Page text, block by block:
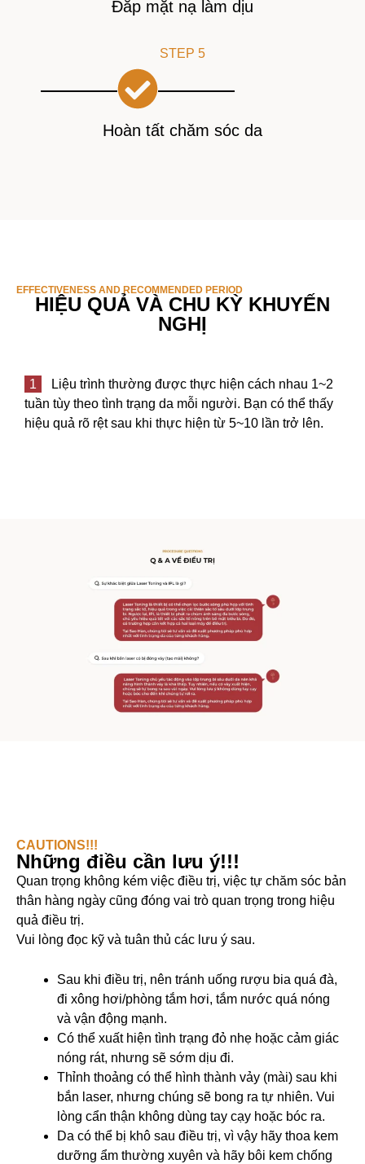
Đắp mặt nạ làm dịu
STEP 5
Hoàn tất chăm sóc da
EFFECTIVENESS AND RECOMMENDED PERIOD
HIỆU QUẢ VÀ CHU KỲ KHUYẾN
NGHỊ
1
Liệu trình thường được thực hiện cách nhau 1~2
tuần tùy theo tình trạng da mỗi người. Bạn có thể thấy
hiệu quả rõ rệt sau khi thực hiện từ 5~10 lần trở lên.
CAUTIONS!!!
Những điều cần lưu ý!!!
Quan trọng không kém việc điều trị, việc tự chăm sóc bản
thân hàng ngày cũng đóng vai trò quan trọng trong hiệu
quả điều trị.
Vui lòng đọc kỹ và tuân thủ các lưu ý sau.
Sau khi điều trị, nên tránh uống rượu bia quá đà,
đi xông hơi/phòng tắm hơi, tắm nước quá nóng
và vận động mạnh.
Có thể xuất hiện tình trạng đỏ nhẹ hoặc cảm giác
nóng rát, nhưng sẽ sớm dịu đi.
Thỉnh thoảng có thể hình thành vảy (mài) sau khi
bắn laser, nhưng chúng sẽ bong ra tự nhiên. Vui
lòng cẩn thận không dùng tay cạy hoặc bóc ra.
Da có thể bị khô sau điều trị, vì vậy hãy thoa kem
dưỡng ẩm thường xuyên và hãy bôi kem chống